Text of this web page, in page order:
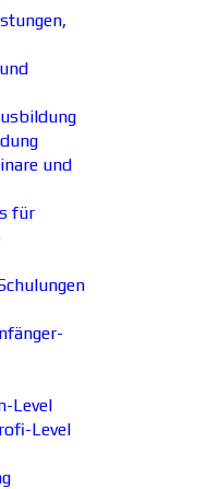
und
für
Level
Level